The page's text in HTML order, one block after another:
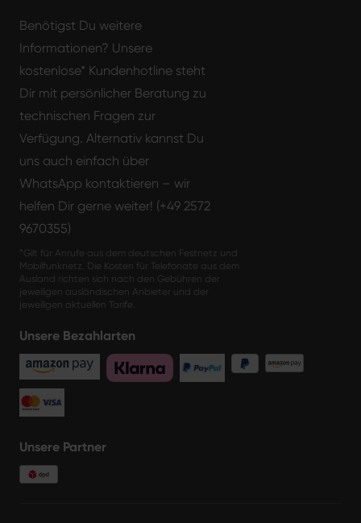
Benötigst Du weitere
Informationen? Unsere
kostenlose* Kundenhotline steht
Dir mit persönlicher Beratung zu
technischen Fragen zur
Verfügung. Alternativ kannst Du
uns auch einfach über
WhatsApp kontaktieren – wir
helfen Dir gerne weiter! (+49 2572
9670355)
*Gilt für Anrufe aus dem deutschen Festnetz und
Mobilfunknetz. Die Kosten für Telefonate aus dem
Ausland richten sich nach den Gebühren der
jeweiligen ausländischen Anbieter und der
jeweiligen aktuellen Tarife.
Unsere Bezahlarten
Unsere Partner